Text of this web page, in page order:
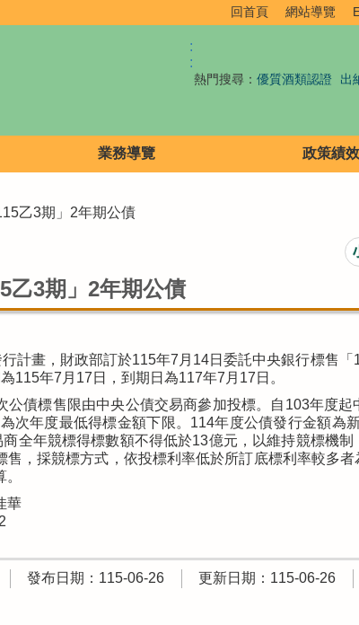
回首頁 網站導覽
:
:
熱門搜尋： 優質酒類認證 出
業務導覽 政策績效
乙3期」2年期公債
乙3期」2年期公債
計畫，財政部訂於115年7月14日委託中央銀行標售「
115年7月17日，到期日為117年7月17日。
公債標售限由中央公債交易商參加投標。自103年度
次年度最低得標金額下限。114年度公債發行金額為
全年競標得標數額不得低於13億元，以維持競標機
售，採競標方式，依投標利率低於所訂底標利率較多
華
發布日期：115-06-26 更新日期：115-06-26